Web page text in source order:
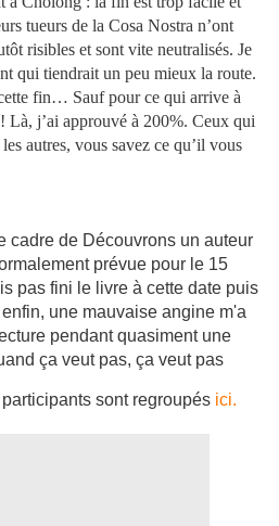
tueurs de la Cosa Nostra n’ont
risibles et sont vite neutralisés. Je
qui tiendrait un peu mieux la route.
fin… Sauf pour ce qui arrive à
j’ai approuvé à 200%. Ceux qui
autres, vous savez ce qu’il vous
cadre de Découvrons un auteur
prévue pour le 15
pas fini le livre à cette date puis
une mauvaise angine m'a
pendant quasiment une
ça veut pas, ça veut pas
sont regroupés ici.